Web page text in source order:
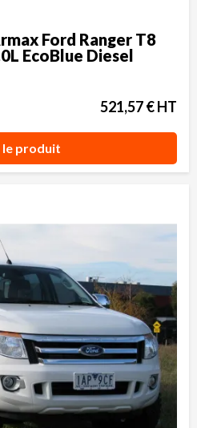
Ford Ranger T8
EcoBlue Diesel
521,57 € HT
le produit